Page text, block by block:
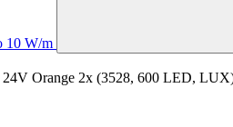
10 W/m
24V Orange 2x (3528, 600 LED,